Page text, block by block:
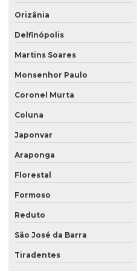
Orizânia
Delfinópolis
Martins Soares
Monsenhor Paulo
Coronel Murta
Coluna
Japonvar
Araponga
Florestal
Formoso
Reduto
São José da Barra
Tiradentes